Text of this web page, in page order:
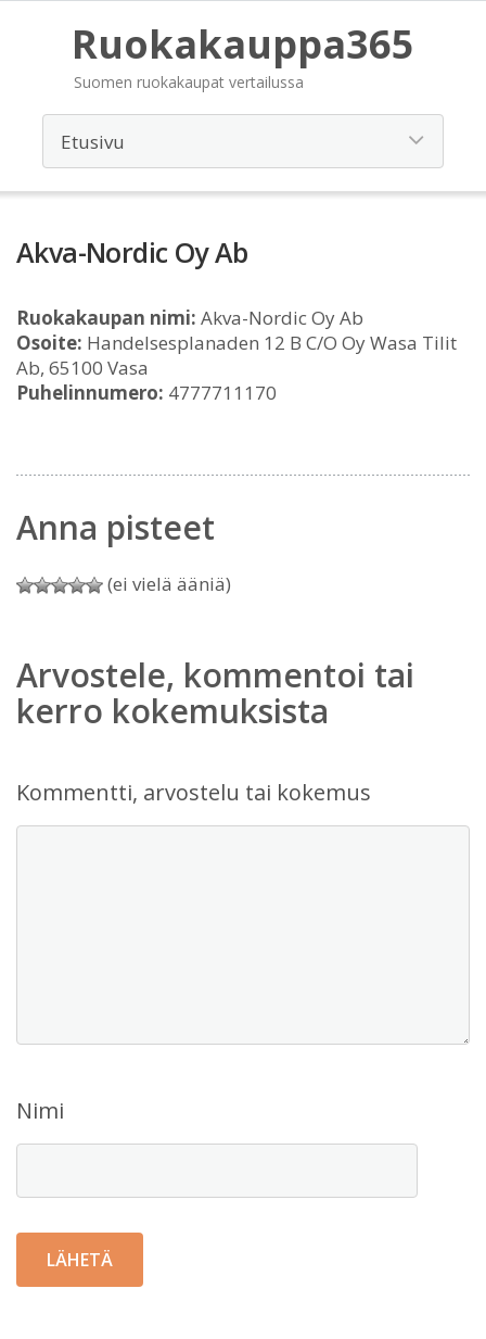
Ruokakauppa365
Suomen ruokakaupat vertailussa
Akva-Nordic Oy Ab
Ruokakaupan nimi: Akva-Nordic Oy Ab
Osoite: Handelsesplanaden 12 B C/O Oy Wasa Tilit
Ab, 65100 Vasa
Puhelinnumero: 4777711170
Anna pisteet
(ei vielä ääniä)
Arvostele, kommentoi tai
kerro kokemuksista
Kommentti, arvostelu tai kokemus
Nimi